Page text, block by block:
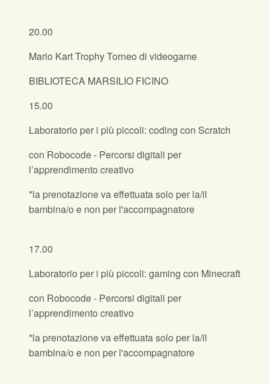
20.00
Mario Kart Trophy Torneo di videogame
BIBLIOTECA MARSILIO FICINO
15.00
Laboratorio per i più piccoli: coding con Scratch
con Robocode - Percorsi digitali per
l’apprendimento creativo
*la prenotazione va effettuata solo per la/il
bambina/o e non per l'accompagnatore
17.00
Laboratorio per i più piccoli: gaming con Minecraft
con Robocode - Percorsi digitali per
l’apprendimento creativo
*la prenotazione va effettuata solo per la/il
bambina/o e non per l'accompagnatore